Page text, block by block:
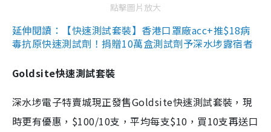
點擊圖片放大
延伸閱讀：【快速測試套裝】香港口罩廠acc+推$18病
毒抗原快速測試劑！捐贈10萬盒測試劑予深水埗露宿者
Goldsite快速測試套裝
深水埗電子特賣城現正發售Goldsite快速測試套裝，現
時更有優惠，$100/10支，平均每支$10，買10支再送口